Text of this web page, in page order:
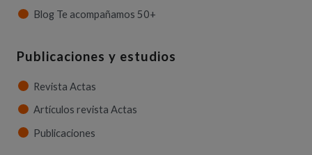
Blog Te acompañamos 50+
Publicaciones y estudios
Revista Actas
Artículos revista Actas
Publicaciones